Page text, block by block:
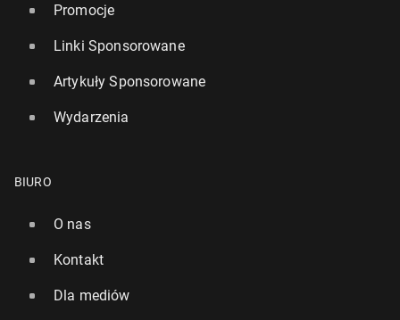
Promocje
Linki Sponsorowane
Artykuły Sponsorowane
Wydarzenia
BIURO
O nas
Kontakt
Dla mediów